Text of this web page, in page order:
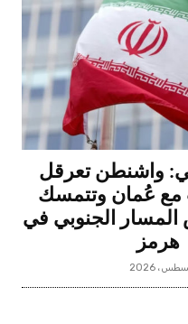
واشنطن تعرقل
مع عُمان وتتمسك
الجنوبي في
هرمز